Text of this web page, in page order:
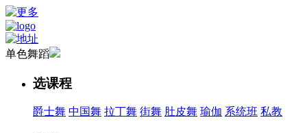
单色舞蹈
选课程
爵士舞 中国舞 拉丁舞 街舞 肚皮舞 瑜伽 系统班 私教